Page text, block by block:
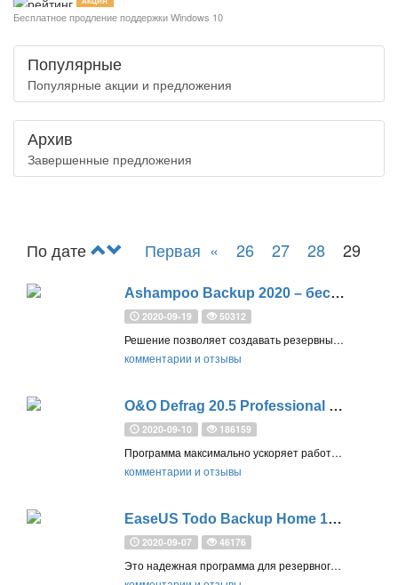
Бесплатное продление поддержки Windows 10
Популярные
Популярные акции и предложения
Архив
Завершенные предложения
По дате Первая « 26 27 28 29
Ashampoo Backup 2020 – бесплатная лицензия
2020-09-19 50312
Решение позволяет создавать резервные копии и восстанавливать разделы жестких дисков (например, загрузочный раздел системы) всего за несколько кликов
комментарии и отзывы
O&O Defrag 20.5 Professional – бесплатная лицензия
2020-09-10 186159
Программа максимально ускоряет работу компьютера, продлевает жизненный цикл жестких дисков и предоставляет эффективную защиту данных
комментарии и отзывы
EaseUS Todo Backup Home 10.6 – бесплатная лицензия
2020-09-07 46176
Это надежная программа для резервного копирования и восстановления в случае непредвиденных системных ошибок